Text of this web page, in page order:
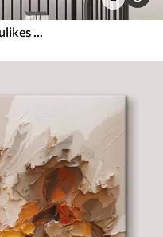
Stiliseeritud hõlmikpuu lehed rahulikes toonides